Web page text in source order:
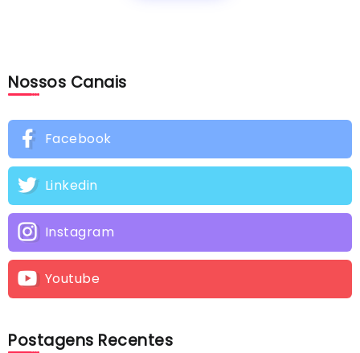
Nossos Canais
Facebook
Linkedin
Instagram
Youtube
Postagens Recentes